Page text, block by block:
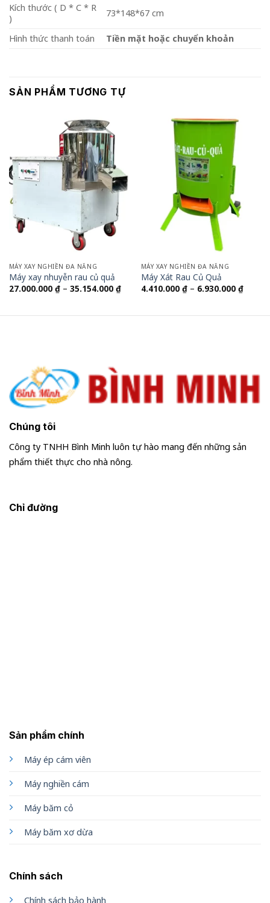
Kích thước ( D * C * R
)
73*148*67 cm
Hình thức thanh toán Tiền mặt hoặc chuyển khoản
SẢN PHẨM TƯƠNG TỰ
MÁY XAY NGHIỀN ĐA NĂNG
Máy xay nhuyễn rau củ quả
27.000.000 ₫ – 35.154.000 ₫Khoảng
giá:
đến
MÁY XAY NGHIỀN ĐA NĂNG
Máy Xát Rau Củ Quả
4.410.000 ₫ – 6.930.000 ₫
giá:
đến
Chúng tôi
Công ty TNHH Bình Minh luôn tự hào mang đến những sản
phẩm thiết thực cho nhà nông.
Sản phẩm chính
Máy ép cám viên
Máy nghiền cám
Máy băm cỏ
Máy băm xơ dừa
Chính sách
Chính sách bảo hành
Chỉ đường